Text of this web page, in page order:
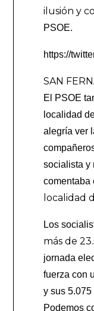
ilusión y
PSOE.
https://
SAN
El PSOE
localidad
alegría ver
socialista y
localidad
Los
más de
jornada
fuerza con
y sus
Podemos